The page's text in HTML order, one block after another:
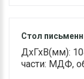
Стол
ДхГхВ(мм):
части: МДФ,